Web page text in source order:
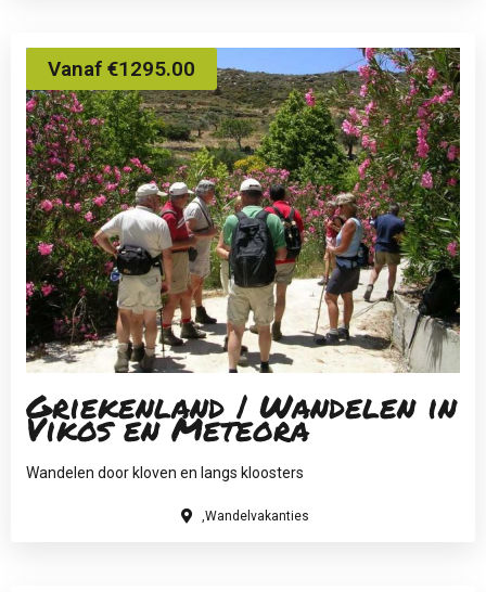
Griekenland | Wandelen in
Vikos en Meteora
Wandelen door kloven en langs kloosters
Vanaf €1295.00
,Wandelvakanties